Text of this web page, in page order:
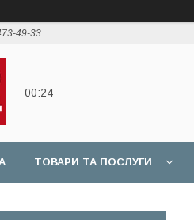
49-33
00:24
ТОВАРИ ТА ПОСЛУГИ